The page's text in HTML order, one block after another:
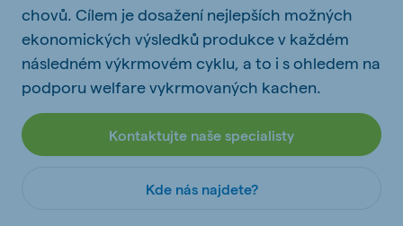
chovů. Cílem je dosažení nejlepších možných
ekonomických výsledků produkce v každém
následném výkrmovém cyklu, a to i s ohledem na
podporu welfare vykrmovaných kachen.
Kontaktujte naše specialisty
Kde nás najdete?